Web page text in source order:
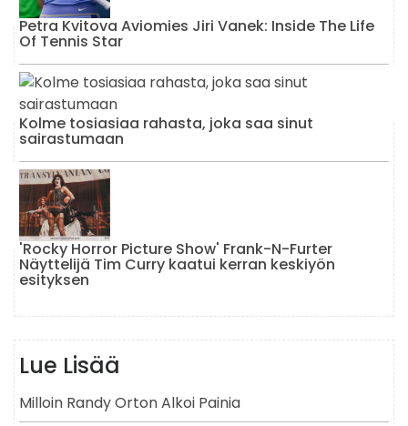
Petra Kvitova Aviomies Jiri Vanek: Inside The Life
Of Tennis Star
Kolme tosiasiaa rahasta, joka saa sinut
sairastumaan
'Rocky Horror Picture Show' Frank-N-Furter
Näyttelijä Tim Curry kaatui kerran keskiyön
esityksen
Lue Lisää
Milloin Randy Orton Alkoi Painia